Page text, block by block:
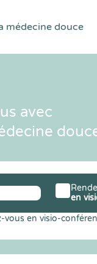
médecine douce
avec
en visio-
en